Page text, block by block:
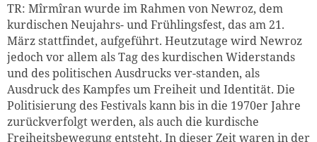
TR: Mîrmîran wurde im Rahmen von Newroz, dem
kurdischen Neujahrs- und Frühlingsfest, das am 21.
März stattfindet, aufgeführt. Heutzutage wird Newroz
jedoch vor allem als Tag des kurdischen Widerstands
und des politischen Ausdrucks ver-standen, als
Ausdruck des Kampfes um Freiheit und Identität. Die
Politisierung des Festivals kann bis in die 1970er Jahre
zurückverfolgt werden, als auch die kurdische
Freiheitsbewegung entsteht. In dieser Zeit waren in der